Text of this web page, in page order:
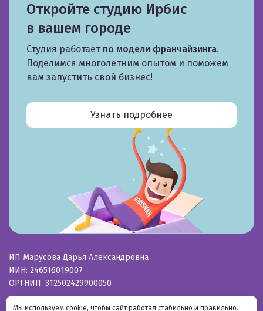
Откройте студию Ирбис
в вашем городе
Студия работает по модели франчайзинга.
Поделимся многолетним опытом и поможем
вам запустить свой бизнес!
Узнать подробнее
ИП Марусова Дарья Александровна
ИИН: 246516019007
ОРГНИП: 312502429900050
©Основано в 2011г. «Ирбис»
Мы используем cookie, чтобы сайт работал стабильно и правильно.